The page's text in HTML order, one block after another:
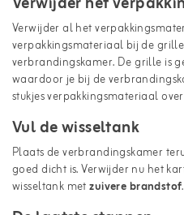
Verwijder al het
verpakkingsmateriaal bij de
verbrandingskamer. De grille is
waardoor je bij de
stukjes verpakkingsmateriaal
Vul de wisseltank
Plaats de verbrandingskamer
goed dicht is. Verwijder nu het
wisseltank metzuivere brandstof.